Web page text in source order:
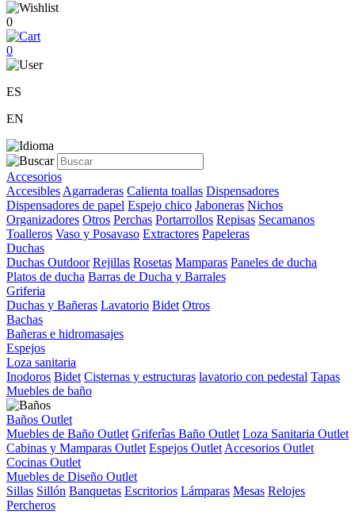
0
0
ES
EN
Accesorios
Accesibles Agarraderas Calienta toallas Dispensadores
Dispensadores de papel Espejo chico Jaboneras Nichos
Organizadores Otros Perchas Portarrollos Repisas Secamanos
Toalleros Vaso y Posavaso Extractores Papeleras
Duchas
Duchas Outdoor Rejillas Rosetas Mamparas Paneles de ducha
Platos de ducha Barras de Ducha y Barrales
Griferia
Duchas y Bañeras Lavatorio Bidet Otros
Bachas
Bañeras e hidromasajes
Espejos
Loza sanitaria
Inodoros Bidet Cisternas y estructuras lavatorio con pedestal Tapas
Muebles de baño
Baños Outlet
Muebles de Baño Outlet Griferîas Baño Outlet Loza Sanitaria Outlet
Cabinas y Mamparas Outlet Espejos Outlet Accesorios Outlet
Cocinas Outlet
Muebles de Diseño Outlet
Sillas Sillón Banquetas Escritorios Lámparas Mesas Relojes
Percheros